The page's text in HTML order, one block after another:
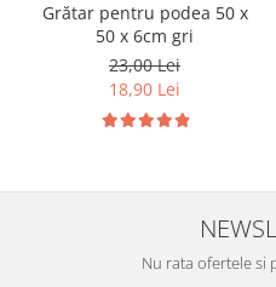
Grătar pentru podea 50 x
50 x 6cm gri
23,00 Lei
18,90 Lei
Nu rata ofertele si